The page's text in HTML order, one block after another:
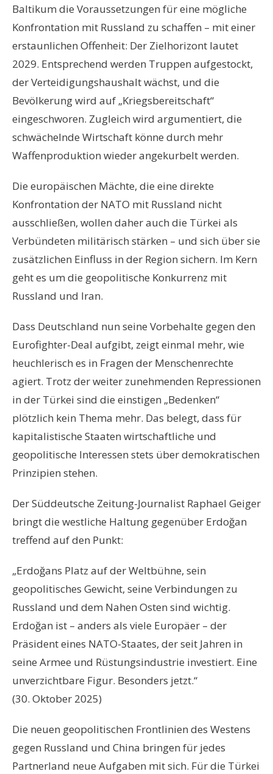
Baltikum die Voraussetzungen für eine mögliche
Konfrontation mit Russland zu schaffen – mit einer
erstaunlichen Offenheit: Der Zielhorizont lautet
2029. Entsprechend werden Truppen aufgestockt,
der Verteidigungshaushalt wächst, und die
Bevölkerung wird auf „Kriegsbereitschaft“
eingeschworen. Zugleich wird argumentiert, die
schwächelnde Wirtschaft könne durch mehr
Waffenproduktion wieder angekurbelt werden.
Die europäischen Mächte, die eine direkte
Konfrontation der NATO mit Russland nicht
ausschließen, wollen daher auch die Türkei als
Verbündeten militärisch stärken – und sich über sie
zusätzlichen Einfluss in der Region sichern. Im Kern
geht es um die geopolitische Konkurrenz mit
Russland und Iran.
Dass Deutschland nun seine Vorbehalte gegen den
Eurofighter-Deal aufgibt, zeigt einmal mehr, wie
heuchlerisch es in Fragen der Menschenrechte
agiert. Trotz der weiter zunehmenden Repressionen
in der Türkei sind die einstigen „Bedenken“
plötzlich kein Thema mehr. Das belegt, dass für
kapitalistische Staaten wirtschaftliche und
geopolitische Interessen stets über demokratischen
Prinzipien stehen.
Der Süddeutsche Zeitung-Journalist Raphael Geiger
bringt die westliche Haltung gegenüber Erdoğan
treffend auf den Punkt:
„Erdoğans Platz auf der Weltbühne, sein
geopolitisches Gewicht, seine Verbindungen zu
Russland und dem Nahen Osten sind wichtig.
Erdoğan ist – anders als viele Europäer – der
Präsident eines NATO-Staates, der seit Jahren in
seine Armee und Rüstungsindustrie investiert. Eine
unverzichtbare Figur. Besonders jetzt.“
(30. Oktober 2025)
Die neuen geopolitischen Frontlinien des Westens
gegen Russland und China bringen für jedes
Partnerland neue Aufgaben mit sich. Für die Türkei